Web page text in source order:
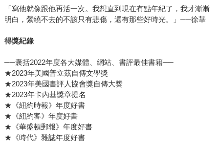
「寫他就像跟他再活一次。我想直到現在有點年紀了，我才漸漸
明白，縈繞不去的不該只有悲傷，還有那些好時光。」──徐華
得獎紀錄
──囊括2022年度各大媒體、網站、書評最佳書籍──
★2023年美國普立茲自傳文學獎
★2023年美國書評人協會獎自傳大獎
★2023年卡內基獎章提名
★《紐約時報》年度好書
★《紐約客》年度好書
★《華盛頓郵報》年度好書
★《時代》雜誌年度好書